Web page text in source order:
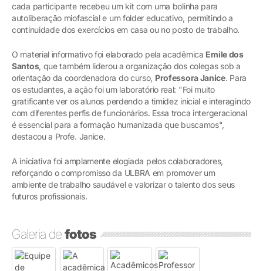
cada participante recebeu um kit com uma bolinha para
autoliberação miofascial e um folder educativo, permitindo a
continuidade dos exercícios em casa ou no posto de trabalho.
O material informativo foi elaborado pela acadêmica Emile dos
Santos, que também liderou a organização dos colegas sob a
orientação da coordenadora do curso, Professora Janice. Para
os estudantes, a ação foi um laboratório real: "Foi muito
gratificante ver os alunos perdendo a timidez inicial e interagindo
com diferentes perfis de funcionários. Essa troca intergeracional
é essencial para a formação humanizada que buscamos",
destacou a Profe. Janice.
A iniciativa foi amplamente elogiada pelos colaboradores,
reforçando o compromisso da ULBRA em promover um
ambiente de trabalho saudável e valorizar o talento dos seus
futuros profissionais.
Galeria defotos